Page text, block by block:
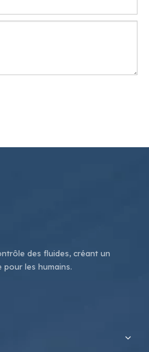
des fluides, créant un
les humains.